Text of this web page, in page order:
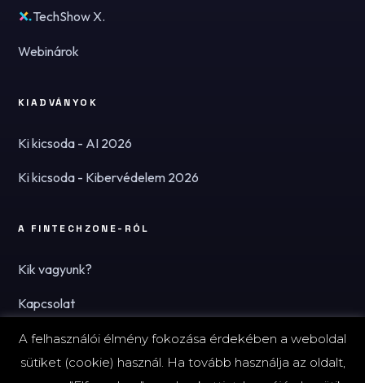
TechShow X.
Webinárok
KIADVÁNYOK
Ki kicsoda - AI 2026
Ki kicsoda - Kibervédelem 2026
A FINTECHZONE-RÓL
Kik vagyunk?
Kapcsolat
Hírlevél
A felhasználói élmény fokozása érdekében a weboldal
sütiket (cookie) használ. Ha tovább használja az oldalt,